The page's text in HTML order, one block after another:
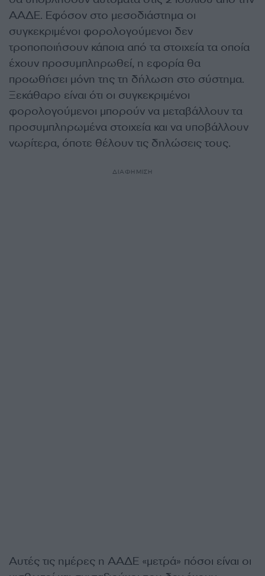
ΑΑΔΕ. Εφόσον στο μεσοδιάστημα οι
συγκεκριμένοι φορολογούμενοι δεν
τροποποιήσουν κάποια από τα στοιχεία τα οποία
έχουν προσυμπληρωθεί, η εφορία θα
προωθήσει μόνη της τη δήλωση στο σύστημα.
Ξεκάθαρο είναι ότι οι συγκεκριμένοι
φορολογούμενοι μπορούν να μεταβάλλουν τα
προσυμπληρωμένα στοιχεία και να υποβάλλουν
νωρίτερα, όποτε θέλουν τις δηλώσεις τους.
ΔΙΑΦΗΜΙΣΗ
Αυτές τις ημέρες η ΑΑΔΕ «μετρά» πόσοι είναι οι